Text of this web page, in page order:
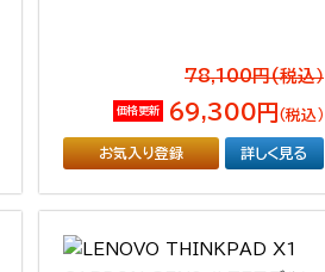
78,100円(税込）
価格更新 69,300円 （税込）
お気入り登録 詳しく見る